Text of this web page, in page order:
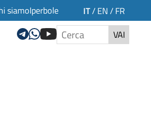
siamoIperbole IT/ EN / FR
VAI